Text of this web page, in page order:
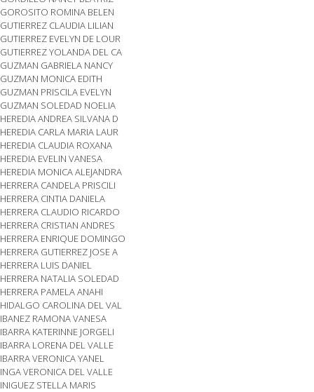
GOROSITO ROMINA BELEN
GUTIERREZ CLAUDIA LILIAN
GUTIERREZ EVELYN DE LOUR
GUTIERREZ YOLANDA DEL CA
GUZMAN GABRIELA NANCY
GUZMAN MONICA EDITH
GUZMAN PRISCILA EVELYN
GUZMAN SOLEDAD NOELIA
HEREDIA ANDREA SILVANA D
HEREDIA CARLA MARIA LAUR
HEREDIA CLAUDIA ROXANA
HEREDIA EVELIN VANESA
HEREDIA MONICA ALEJANDRA
HERRERA CANDELA PRISCILI
HERRERA CINTIA DANIELA
HERRERA CLAUDIO RICARDO
HERRERA CRISTIAN ANDRES
HERRERA ENRIQUE DOMINGO
HERRERA GUTIERREZ JOSE A
HERRERA LUIS DANIEL
HERRERA NATALIA SOLEDAD
HERRERA PAMELA ANAHI
HIDALGO CAROLINA DEL VAL
IBANEZ RAMONA VANESA
IBARRA KATERINNE JORGELI
IBARRA LORENA DEL VALLE
IBARRA VERONICA YANEL
INGA VERONICA DEL VALLE
INIGUEZ STELLA MARIS